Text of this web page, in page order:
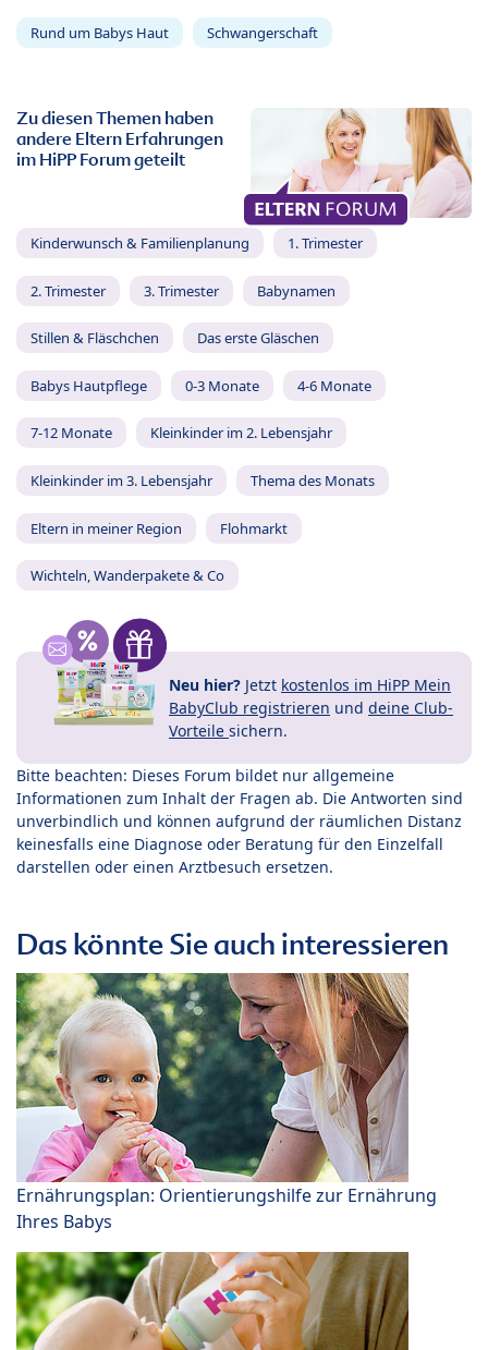
Rund um Babys Haut Schwangerschaft
Zu diesen Themen haben
andere Eltern Erfahrungen
im HiPP Forum geteilt
Kinderwunsch & Familienplanung 1. Trimester
2. Trimester 3. Trimester Babynamen
Stillen & Fläschchen Das erste Gläschen
Babys Hautpflege 0-3 Monate 4-6 Monate
7-12 Monate Kleinkinder im 2. Lebensjahr
Kleinkinder im 3. Lebensjahr Thema des Monats
Eltern in meiner Region Flohmarkt
Wichteln, Wanderpakete & Co
Neu hier? Jetzt kostenlos im HiPP Mein
BabyClub registrieren und deine Club-
Vorteile sichern.
Bitte beachten: Dieses Forum bildet nur allgemeine
Informationen zum Inhalt der Fragen ab. Die Antworten sind
unverbindlich und können aufgrund der räumlichen Distanz
keinesfalls eine Diagnose oder Beratung für den Einzelfall
darstellen oder einen Arztbesuch ersetzen.
Das könnte Sie auch interessieren
Ernährungsplan: Orientierungshilfe zur Ernährung
Ihres Babys